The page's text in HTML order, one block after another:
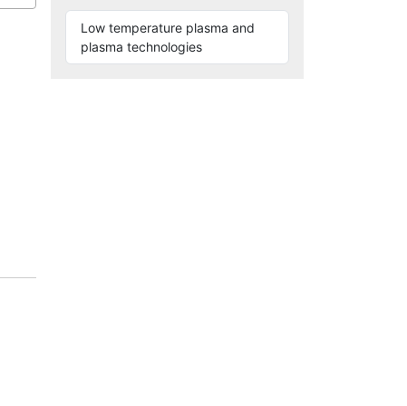
Low temperature plasma and
plasma technologies